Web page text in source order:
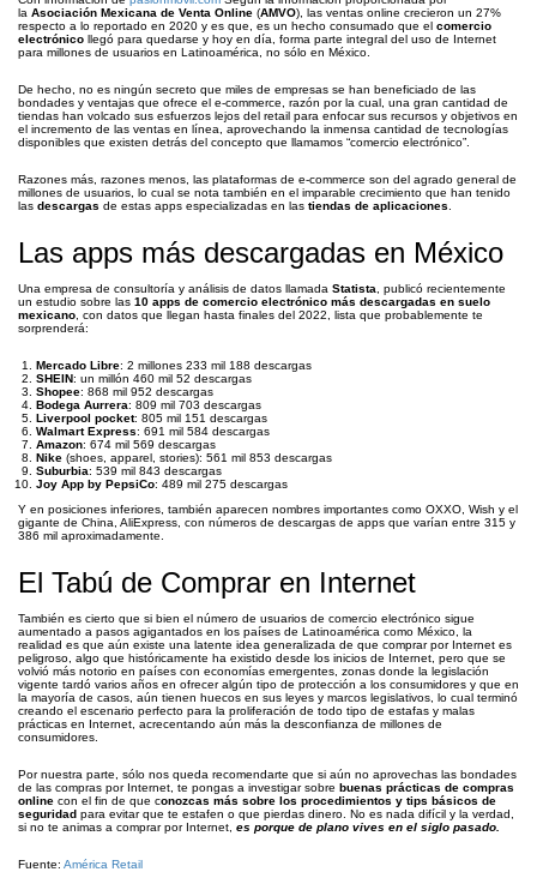
la Asociación Mexicana de Venta Online (AMVO), las ventas online crecieron un 27%
respecto a lo reportado en 2020 y es que, es un hecho consumado que el comercio
electrónico llegó para quedarse y hoy en día, forma parte integral del uso de Internet
para millones de usuarios en Latinoamérica, no sólo en México.
De hecho, no es ningún secreto que miles de empresas se han beneficiado de las
bondades y ventajas que ofrece el e-commerce, razón por la cual, una gran cantidad de
tiendas han volcado sus esfuerzos lejos del retail para enfocar sus recursos y objetivos en
el incremento de las ventas en línea, aprovechando la inmensa cantidad de tecnologías
disponibles que existen detrás del concepto que llamamos “comercio electrónico”.
Razones más, razones menos, las plataformas de e-commerce son del agrado general de
millones de usuarios, lo cual se nota también en el imparable crecimiento que han tenido
las descargas de estas apps especializadas en las tiendas de aplicaciones
Las apps más descargadas en México
Una empresa de consultoría y análisis de datos llamada Statista , publicó recientemente
un estudio sobre las 10 apps de comercio electrónico más descargadas en suelo
mexicano , con datos que llegan hasta finales del 2022, lista que probablemente te
sorprenderá:
Mercado Libre: 2 millones 233 mil 188 descargas
SHEIN: un millón 460 mil 52 descargas
Shopee: 868 mil 952 descargas
Bodega Aurrera: 809 mil 703 descargas
Liverpool pocket: 805 mil 151 descargas
Walmart Express: 691 mil 584 descargas
Amazon: 674 mil 569 descargas
Nike (shoes, apparel, stories): 561 mil 853 descargas
Suburbia: 539 mil 843 descargas
Joy App by PepsiCo: 489 mil 275 descargas
Y en posiciones inferiores, también aparecen nombres importantes como OXXO, Wish y el
gigante de China, AliExpress, con números de descargas de apps que varían entre 315 y
386 mil aproximadamente.
El Tabú de Comprar en Internet
También es cierto que si bien el número de usuarios de comercio electrónico sigue
aumentado a pasos agigantados en los países de Latinoamérica como México, la
realidad es que aún existe una latente idea generalizada de que comprar por Internet es
peligroso, algo que históricamente ha existido desde los inicios de Internet, pero que se
volvió más notorio en países con economías emergentes, zonas donde la legislación
vigente tardó varios años en ofrecer algún tipo de protección a los consumidores y que en
la mayoría de casos, aún tienen huecos en sus leyes y marcos legislativos, lo cual terminó
creando el escenario perfecto para la proliferación de todo tipo de estafas y malas
prácticas en Internet, acrecentando aún más la desconfianza de millones de
consumidores.
Por nuestra parte, sólo nos queda recomendarte que si aún no aprovechas las bondades
de las compras por Internet, te pongas a investigar sobre buenas prácticas de compras
online con el fin de que conozcas más sobre los procedimientos y tips básicos de
seguridad para evitar que te estafen o que pierdas dinero. No es nada difícil y la verdad,
si no te animas a comprar por Internet, es porque de plano vives en el siglo pasado.
Fuente: América Retail